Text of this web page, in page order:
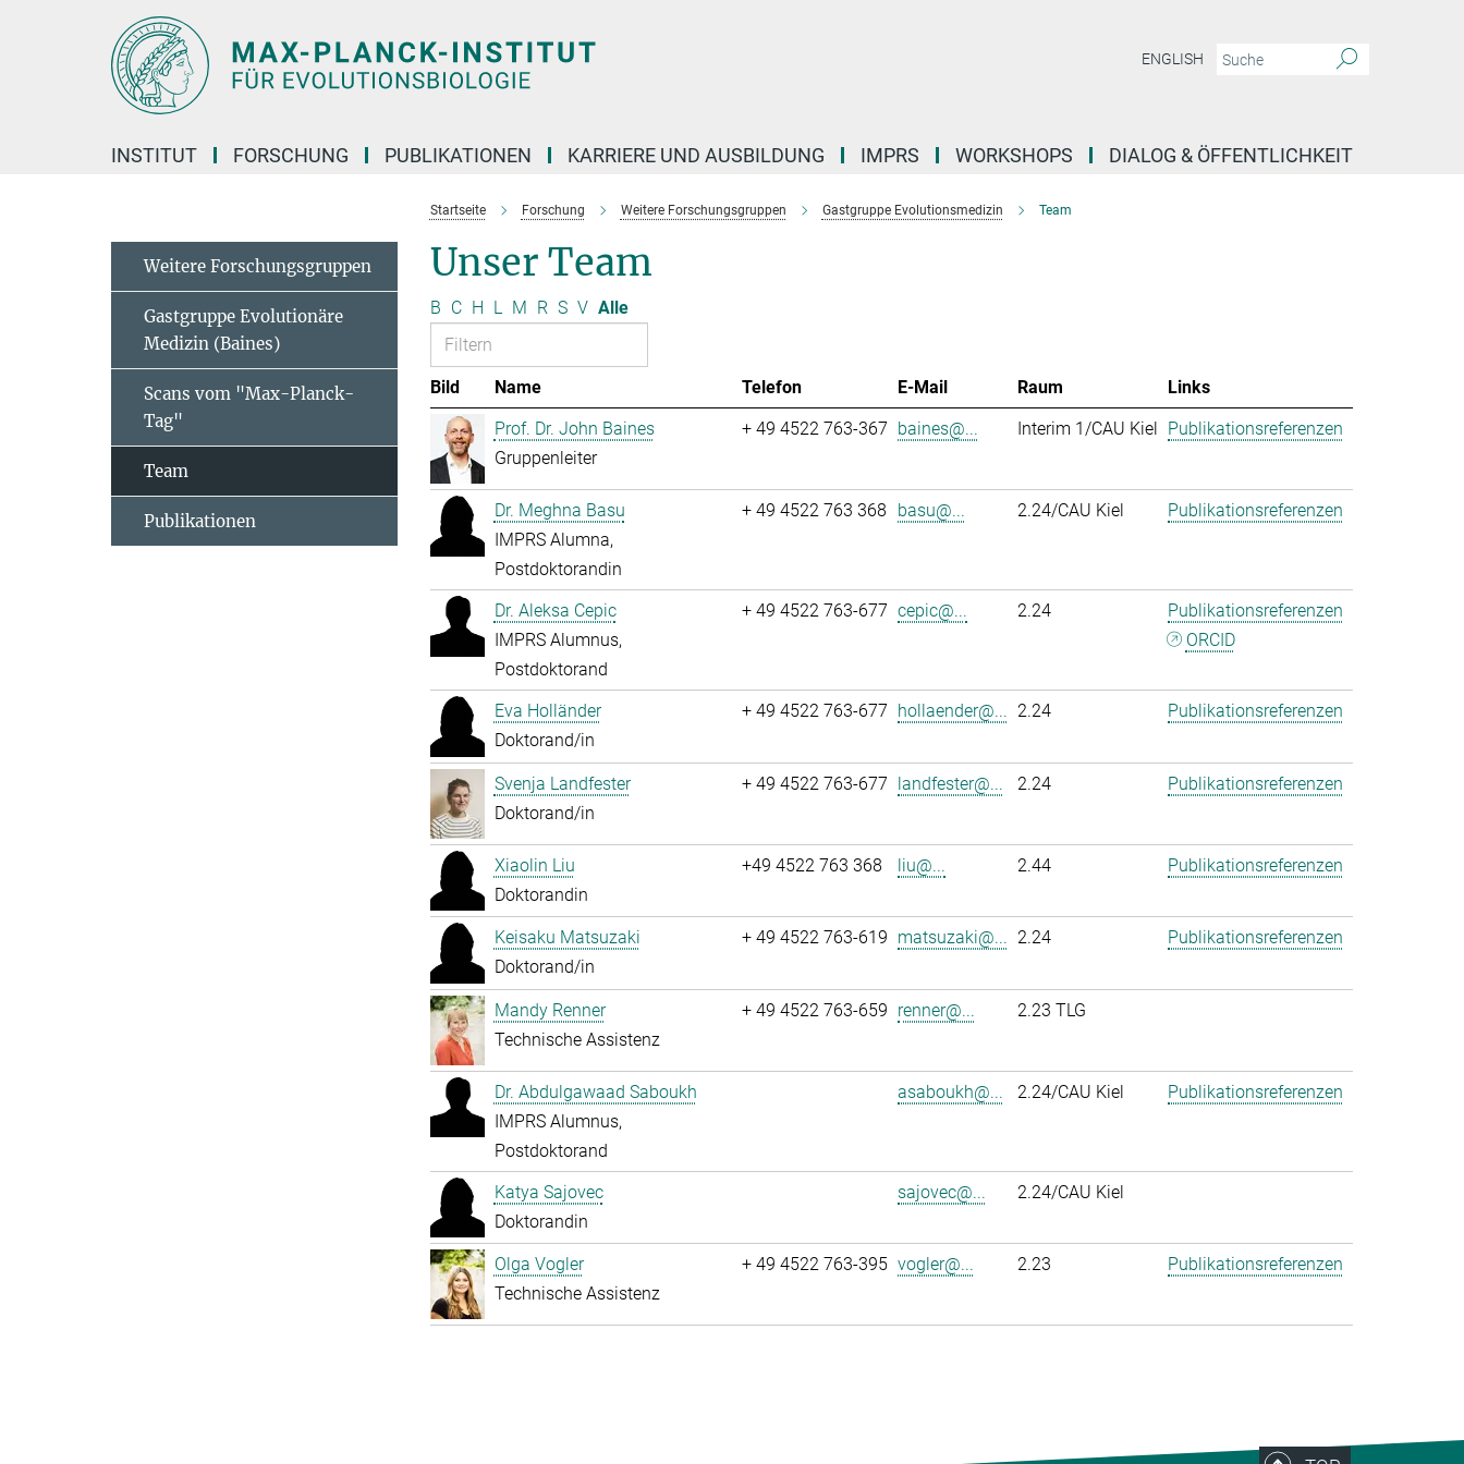
ENGLISH
INSTITUT FORSCHUNG PUBLIKATIONEN KARRIERE UND AUSBILDUNG IMPRS WORKSHOPS DIALOG & ÖFFENTLICHKEIT
Startseite Forschung Weitere Forschungsgruppen Gastgruppe Evolutionsmedizin Team
Unser Team
B C H L M R S V Alle
Bild Name Telefon E-Mail Raum
Links
Prof. Dr. John Baines
Gruppenleiter
+ 49 4522 763-367 baines@... Interim 1/CAU Kiel Publikationsreferenzen
Dr. Meghna Basu
IMPRS Alumna,
Postdoktorandin
+ 49 4522 763 368 basu@... 2.24/CAU Kiel Publikationsreferenzen
Dr. Aleksa Cepic
IMPRS Alumnus,
Postdoktorand
+ 49 4522 763-677 cepic@... 2.24
Publikationsreferenzen
ORCID
Eva Holländer
Doktorand/in
+ 49 4522 763-677 hollaender@... 2.24 Publikationsreferenzen
Svenja Landfester
Doktorand/in
+ 49 4522 763-677 landfester@... 2.24 Publikationsreferenzen
Xiaolin Liu
Doktorandin
+49 4522 763 368 liu@... 2.44 Publikationsreferenzen
Keisaku Matsuzaki
Doktorand/in
+ 49 4522 763-619 matsuzaki@... 2.24 Publikationsreferenzen
Mandy Renner
Technische Assistenz
+ 49 4522 763-659 renner@... 2.23 TLG
Dr. Abdulgawaad Saboukh
IMPRS Alumnus,
Postdoktorand
asaboukh@... 2.24/CAU Kiel Publikationsreferenzen
Katya Sajovec
Doktorandin
sajovec@... 2.24/CAU Kiel
Olga Vogler
Technische Assistenz
+ 49 4522 763-395 vogler@... 2.23 Publikationsreferenzen
Weitere Forschungsgruppen
Gastgruppe Evolutionäre
Medizin (Baines)
Scans vom "Max-Planck-
Tag"
Team
Publikationen